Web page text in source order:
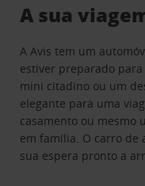
A sua
A Avis tem um
estiver preparado
mini citadino ou um
elegante para uma
casamento ou mesmo
em família. O carro de
sua espera pronto a